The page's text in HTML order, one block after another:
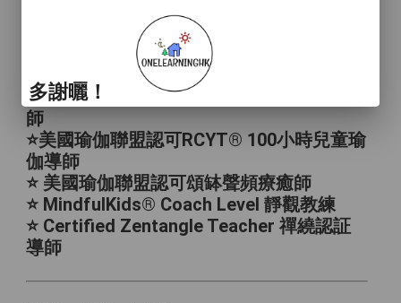
⭐️註冊幼兒中心主管
⭐️香港中文大學幼兒教育碩士
⭐️香港教育大學幼兒教育（榮譽）學士
⭐️澳洲幼兒教育文憑
⭐️美國瑜伽聯盟認可RYT®️ 200小時瑜伽導
師
⭐️美國瑜伽聯盟認可RCYT®️ 100小時兒童瑜
伽導師
⭐️ 美國瑜伽聯盟認可頌缽聲頻療癒師
⭐️ MindfulKids® Coach Level 靜觀教練
⭐️ Certified Zentangle Teacher 禪繞認証
導師
多謝曬！